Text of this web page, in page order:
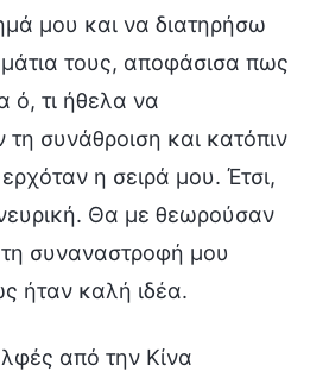
μου και να διατηρήσω
τους, αποφάσισα πως
ό, τι ήθελα να
συνάθροιση και κατόπιν
η σειρά μου. Έτσι,
Θα με θεωρούσαν
τη συναναστροφή μου
ήταν καλή ιδέα.
από την Κίνα